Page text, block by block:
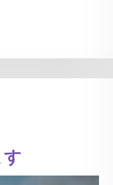
す